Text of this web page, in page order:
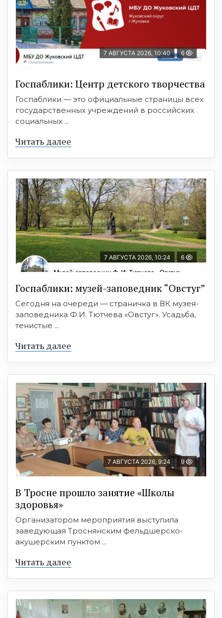
7 АВГУСТА 2026, 10:40 6
Госпаблики: Центр детского творчества
Госпаблики — это официальные страницы всех
государственных учреждений в российских
социальных ...
Читать далее
7 АВГУСТА 2026, 10:24 6
Госпаблики: музей-заповедник “Овстуг”
Сегодня на очереди — страничка в ВК музея-
заповедника Ф.И. Тютчева «Овстуг». Усадьба,
тенистые ...
Читать далее
7 АВГУСТА 2026, 9:24 9
В Тросне прошло занятие «Школы
здоровья»
Организатором мероприятия выступила
заведующая Троснянским фельдшерско-
акушерским пунктом ...
Читать далее